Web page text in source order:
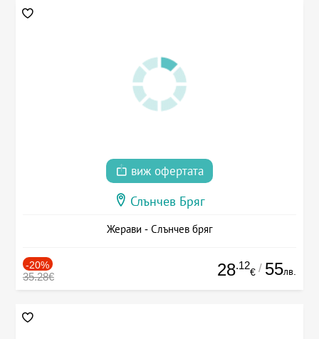
виж офертата
Слънчев Бряг
Жерави - Слънчев бряг
-20%
35.28€ 28.12
€ / 55лв.